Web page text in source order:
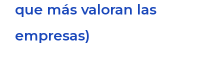
que más valoran las
empresas)